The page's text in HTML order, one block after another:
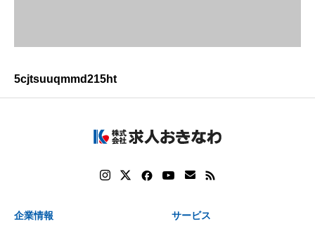
5cjtsuuqmmd215ht
企業情報 サービス